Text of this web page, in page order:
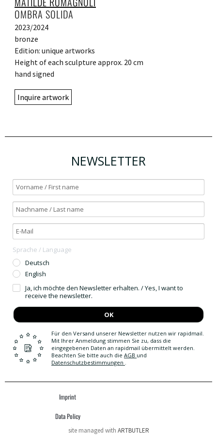
OMBRA SOLIDA
2023/2024
bronze
Edition: unique artworks
Height of each sculpture approx. 20 cm
hand signed
Inquire artwork
NEWSLETTER
Sprache / Language
Deutsch
English
Ja, ich möchte den Newsletter erhalten. / Yes, I want to
receive the newsletter.
OK
Für den Versand unserer Newsletter nutzen wir rapidmail.
Mit Ihrer Anmeldung stimmen Sie zu, dass die
eingegebenen Daten an rapidmail übermittelt werden.
Beachten Sie bitte auch die AGB und
Datenschutzbestimmungen .
Imprint
Data Policy
site managed with ARTBUTLER